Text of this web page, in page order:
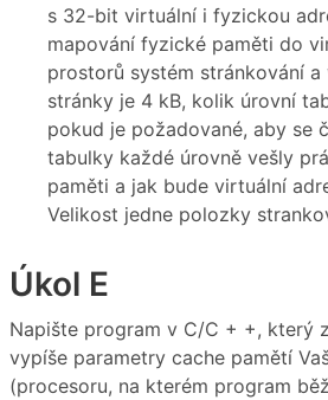
s 32-bit virtuální i fyzickou
mapování fyzické paměti do
prostorů systém stránkování
stránky je 4 kB, kolik úrovní
pokud je požadované, aby se
tabulky každé úrovně vešly
paměti a jak bude virtuální
Velikost jedne polozky
Úkol E
Napište program v C/C + +, který
vypíše parametry cache pamětí
(procesoru, na kterém program